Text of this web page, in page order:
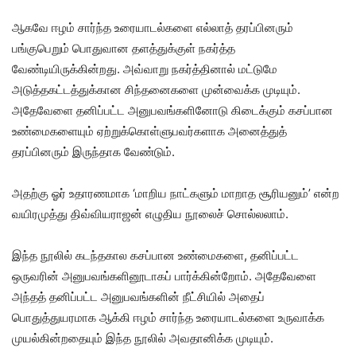
ஆகவே ஈழம் சார்ந்த உரையாடல்களை எல்லாத் தரப்பினரும்
பங்குபெறும் பொதுவான தளத்துக்குள் நகர்த்த
வேண்டியிருக்கின்றது. அவ்வாறு நகர்த்தினால் மட்டுமே
அடுத்தகட்டத்துக்கான சிந்தனைகளை முன்வைக்க முடியும்.
அதேவேளை தனிப்பட்ட அனுபவங்களினோடு கிடைக்கும் கசப்பான
உண்மைகளையும் ஏற்றுக்கொள்ளுபவர்களாக அனைத்துத்
தரப்பினரும் இருந்தாக வேண்டும்.
அதற்கு ஓர் உதாரணமாக ‘மாறிய நாட்களும் மாறாத சூரியனும்’ என்ற
வயிரமுத்து திவ்வியராஜன் எழுதிய நூலைச் சொல்லலாம்.
இந்த நூலில் கடந்தகால கசப்பான உண்மைகளை, தனிப்பட்ட
ஒருவரின் அனுபவங்களினூடாகப் பார்க்கின்றோம். அதேவேளை
அந்தத் தனிப்பட்ட அனுபவங்களின் நீட்சியில் அதைப்
பொதுத்துயரமாக ஆக்கி ஈழம் சார்ந்த உரையாடல்களை உருவாக்க
முயல்கின்றதையும் இந்த நூலில் அவதானிக்க முடியும்.